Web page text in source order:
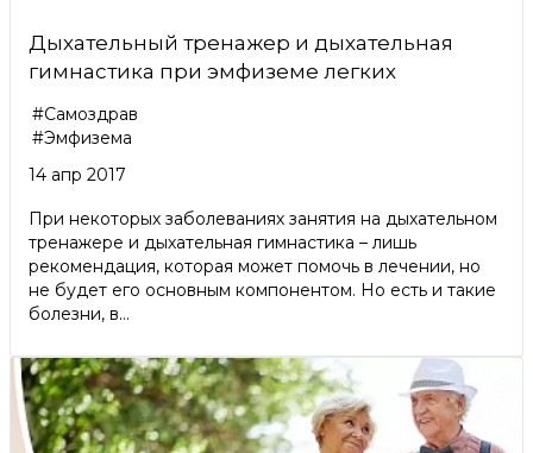
Дыхательный тренажер и дыхательная
гимнастика при эмфиземе легких
#Самоздрав
#Эмфизема
14 апр 2017
При некоторых заболеваниях занятия на дыхательном
тренажере и дыхательная гимнастика – лишь
рекомендация, которая может помочь в лечении, но
не будет его основным компонентом. Но есть и такие
болезни, в...